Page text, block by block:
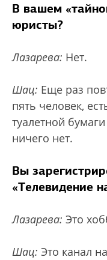
В вашем
юристы?
Лазарева: Нет.
Шац: Еще раз
пять человек,
туалетной
ничего нет.
Вы
«Телевидение
Лазарева: Это
Шац: Это канал